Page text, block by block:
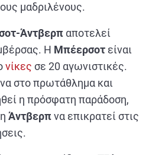
μαδριλένους.
Άντβερπ αποτελεί
Η Μπέερσοτ είναι
νίκες σε 20 αγωνιστικές.
στο πρωτάθλημα και
η πρόσφατη παράδοση,
Άντβερπνα επικρατεί στις